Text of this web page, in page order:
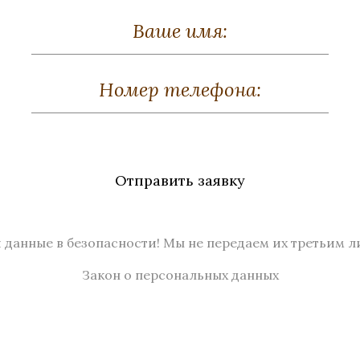
Отправить заявку
в безопасности! Мы не передаем их третьим
Закон о персональных данных